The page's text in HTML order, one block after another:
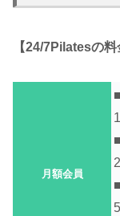
【24/7Pilatesの料
月額会員